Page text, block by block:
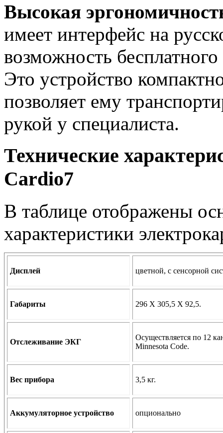
Высокая
имеет интерфейс на
возможность
Это устройство
позволяет ему
рукой у специалиста.
Технические
Cardio7
В таблице отображены
характеристики
Дисплей цветной, с сенсорной
Габариты 296 Х 305,5 Х 92,5.
Отслеживание ЭКГ
Осуществляется по 12
Minnesota Code.
Вес прибора 3,5 кг.
Аккумуляторное устройство опционально